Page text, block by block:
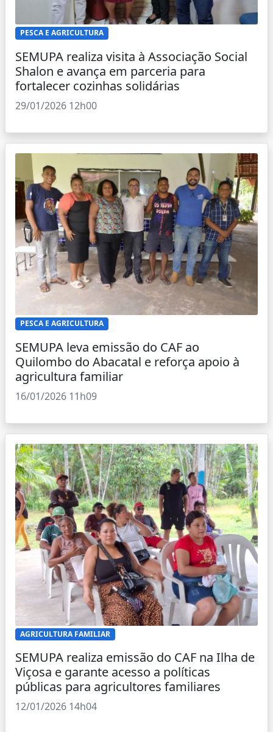
PESCA E AGRICULTURA
SEMUPA realiza visita à Associação Social
Shalon e avança em parceria para
fortalecer cozinhas solidárias
29/01/2026 12h00
PESCA E AGRICULTURA
SEMUPA leva emissão do CAF ao
Quilombo do Abacatal e reforça apoio à
agricultura familiar
16/01/2026 11h09
AGRICULTURA FAMILIAR
SEMUPA realiza emissão do CAF na Ilha de
Viçosa e garante acesso a políticas
públicas para agricultores familiares
12/01/2026 14h04